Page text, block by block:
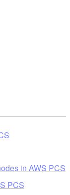
in AWS PCS
PCS